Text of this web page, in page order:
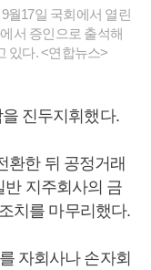
월17일 국회에서 열린
서 증인으로 출석해
있다. <연합뉴스>
진두지휘했다.
환한 뒤 공정거래
반 지주회사의 금
치를 마무리했다.
자회사나 손자회